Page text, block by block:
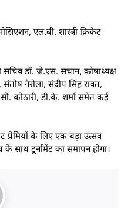
एल.बी. शास्त्री क्रिकेट
सचिव डॉ. जे.एस. सचान, कोषाध्यक्ष
संतोष गैरोला, संदीप सिंह रावत,
कोठारी, डी.के. शर्मा समेत कई
प्रेमियों के लिए एक बड़ा उत्सव
साथ टूर्नामेंट का समापन होगा।